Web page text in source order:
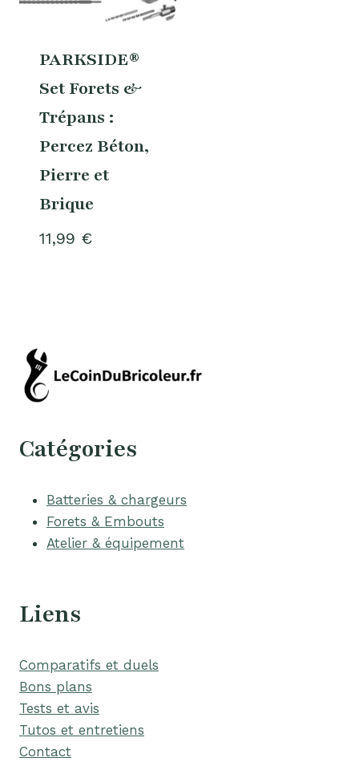
PARKSIDE®
Set Forets &
Trépans :
Percez Béton,
Pierre et
Brique
11,99 €
Catégories
Batteries & chargeurs
Forets & Embouts
Atelier & équipement
Liens
Comparatifs et duels
Bons plans
Tests et avis
Tutos et entretiens
Contact